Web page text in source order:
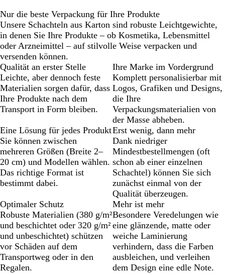
Nur die beste Verpackung für Ihre Produkte
Unsere Schachteln aus Karton sind robuste Leichtgewichte,
in denen Sie Ihre Produkte – ob Kosmetika, Lebensmittel
oder Arzneimittel – auf stilvolle Weise verpacken und
versenden können.
Qualität an erster Stelle
Leichte, aber dennoch feste
Materialien sorgen dafür, dass
Ihre Produkte nach dem
Transport in Form bleiben.
Ihre Marke im Vordergrund
Komplett personalisierbar mit
Logos, Grafiken und Designs,
die Ihre
Verpackungsmaterialien von
der Masse abheben.
Eine Lösung für jedes Produkt
Sie können zwischen
mehreren Größen (Breite 2–
20 cm) und Modellen wählen.
Das richtige Format ist
bestimmt dabei.
Erst wenig, dann mehr
Dank niedriger
Mindestbestellmengen (oft
schon ab einer einzelnen
Schachtel) können Sie sich
zunächst einmal von der
Qualität überzeugen.
Optimaler Schutz
Robuste Materialien (380 g/m²
und beschichtet oder 320 g/m²
und unbeschichtet) schützen
vor Schäden auf dem
Transportweg oder in den
Regalen.
Mehr ist mehr
Besondere Veredelungen wie
eine glänzende, matte oder
weiche Laminierung
verhindern, dass die Farben
ausbleichen, und verleihen
dem Design eine edle Note.